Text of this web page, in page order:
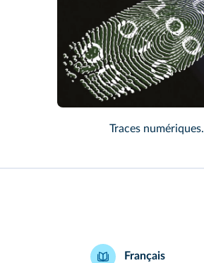
Traces numériques.
Français